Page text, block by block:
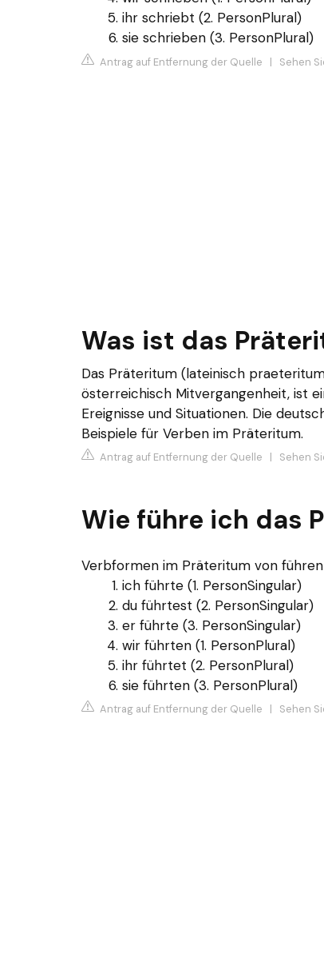
ihr schriebt (2. PersonPlural)
sie schrieben (3. PersonPlural)
Antrag auf Entfernung der Quelle | Sehen
Was ist das
Das Präteritum (lateinisch
österreichisch Mitvergangenheit, ist
Ereignisse und Situationen. Die
Beispiele für Verben im Präteritum.
Antrag auf Entfernung der Quelle | Sehen
Wie führe ich das
Verbformen im Präteritum von führen
ich führte (1. PersonSingular)
du führtest (2. PersonSingular)
er führte (3. PersonSingular)
wir führten (1. PersonPlural)
ihr führtet (2. PersonPlural)
sie führten (3. PersonPlural)
Antrag auf Entfernung der Quelle | Sehen